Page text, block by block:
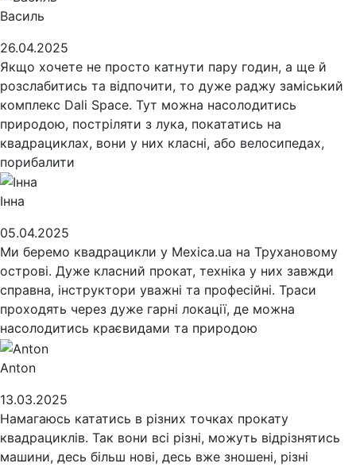
Василь
26.04.2025
Якщо хочете не просто катнути пару годин, а ще й
розслабитись та відпочити, то дуже раджу заміський
комплекс Dali Space. Тут можна насолодитись
природою, постріляти з лука, покататись на
квадрациклах, вони у них класні, або велосипедах,
порибалити
Інна
05.04.2025
Ми беремо квадрацикли у Mexica.ua на Трухановому
острові. Дуже класний прокат, техніка у них завжди
справна, інструктори уважні та професійні. Траси
проходять через дуже гарні локації, де можна
насолодитись краєвидами та природою
Anton
13.03.2025
Намагаюсь кататись в різних точках прокату
квадрациклів. Так вони всі різні, можуть відрізнятись
машини, десь більш нові, десь вже зношені, різні